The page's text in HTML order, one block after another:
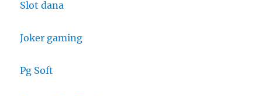
Slot dana
Joker gaming
Pg Soft